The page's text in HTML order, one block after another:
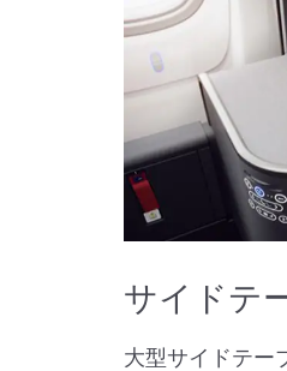
サイドテ
大型サイドテー